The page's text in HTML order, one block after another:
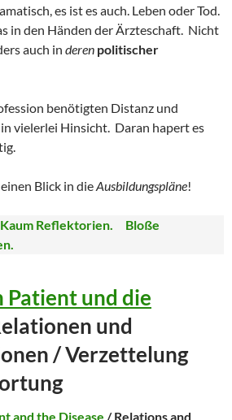
es ist es auch. Leben oder Tod.
in den Händen der Ärzteschaft. Nicht
auch in deren politischer
benötigten Distanz und
in vielerlei Hinsicht. Daran hapert es
Blick in dieAusbildungspläne!
Reflektorien. Bloße
Patient und die
und
/ Verzettelung
and the Disease / Relations and